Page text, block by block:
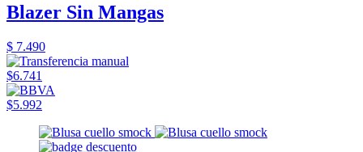
Blazer Sin Mangas
$ 7.490
$6.741
$5.992